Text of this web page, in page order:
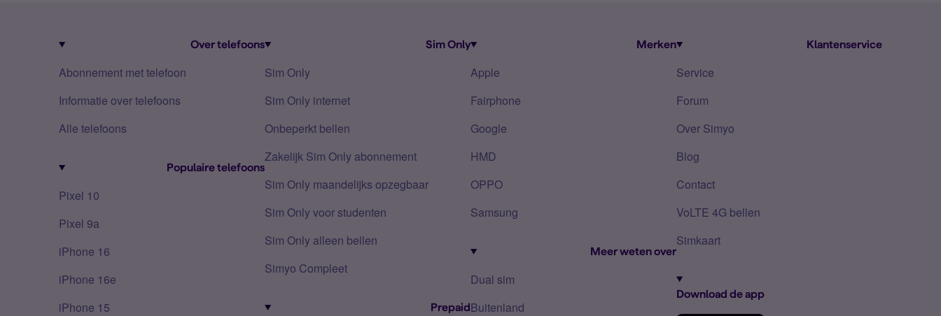
Over telefoons
Abonnement met telefoon
Informatie over telefoons
Alle telefoons
Populaire telefoons
Pixel 10
Pixel 9a
iPhone 16
iPhone 16e
iPhone 15
Sim Only
Sim Only
Sim Only internet
Onbeperkt bellen
Zakelijk Sim Only abonnement
Sim Only maandelijks opzegbaar
Sim Only voor studenten
Sim Only alleen bellen
Simyo Compleet
Prepaid
Merken
Apple
Fairphone
Google
HMD
OPPO
Samsung
Meer weten over
Dual sim
Buitenland
Klantenservice
Service
Forum
Over Simyo
Blog
Contact
VoLTE 4G bellen
Simkaart
Download de app